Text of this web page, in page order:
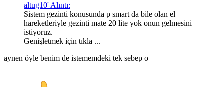
altug10' Alıntı:
Sistem gezinti konusunda p smart da bile olan el
hareketleriyle gezinti mate 20 lite yok onun gelmesini
istiyoruz.
Genişletmek için tıkla ...
aynen öyle benim de istememdeki tek sebep o